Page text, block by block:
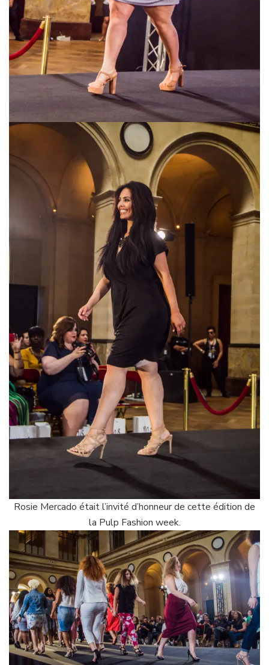
Rosie Mercado était l’invité d’honneur de cette édition de
la Pulp Fashion week.